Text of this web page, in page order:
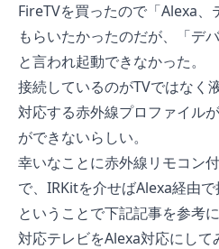
FireTVを買ったので「Alexa
もらいたかったのだが、「デ
と言われ起動できなかった。
接続しているのがTVではなく
対応する赤外線プロファイル
ができないらしい。
幸いなことに赤外線リモコン
で、IRKitを介せばAlexa経由で
ということで下記記事を参考
対応テレビをAlexa対応にして